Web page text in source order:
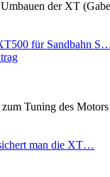
der XT
für Sandbahn
Tuning des
man die XT…